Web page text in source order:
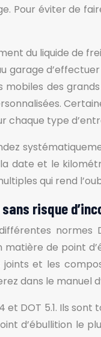
Pour éviter de
du liquide de
des
chaque type
date et le
qui rend
sans risque
de point
et les
dans le manuel
DOT 5.1. Ils
d’ébullition le